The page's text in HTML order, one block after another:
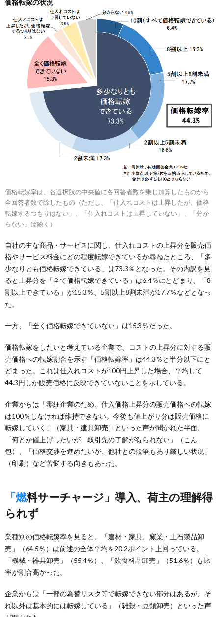
価格転嫁の状況
価格転嫁率は、各選択肢の中央値に各回答者数を乗じ加算したものから
全回答者数で除したもの（ただし、「仕入れコストは上昇したが、価格
転嫁するつもりはない」、「仕入れコストは上昇していない」、「分か
らない」は除く）
自社の主な商品・サービスに関し、仕入れコストの上昇分を販売価
格やサービス料金にどの程度転嫁できているか尋ねたところ、「多
少なりとも価格転嫁できている」は73.3％となった。その内訳を見
ると上昇分を「全て価格転嫁できている」は6.4％にとどまり、「8
割以上できている」が15.3％、5割以上8割未満が17.7％などとなっ
た。
一方、「全く価格転嫁できていない」は15.3％だった。
価格転嫁をしたいと考えている企業で、コストの上昇分に対する販
売価格への転嫁割合を示す「価格転嫁率」は44.3％と半分以下にと
どまった。これは仕入れコストが100円上昇した場合、平均して
44.3円しか販売価格に反映できていないことを示している。
企業からは「零細企業のため、仕入価格上昇分の販売価格への転嫁
は100％しなければ維持できない。今後も値上がり分は販売価格に
転嫁していく」（家具・建具卸売）といった声が聞かれた半面、
「何とか値上げしたいが、取引先の了解が得られない」（こん
包）、「価格交渉を進めたいが、他社との競争もあり厳しい状況」
（印刷）など苦悩する向きもあった。
「燃料サーチャージ」導入、荷主の理解得
られず
業種別の価格転嫁率を見ると、「建材・家具、窯業・土石製品卸
売」（64.5％）は前述の全体平均を20.2ポイント上回っている。
「機械・器具卸売」（55.4％）、「飲食料品卸売」（51.6％）も比
率が割合高かった。
企業からは「一部の為替リスク等で転嫁できない部分はあるが、そ
れ以外は基本的には転嫁している」（雑穀・豆類卸売）といった声